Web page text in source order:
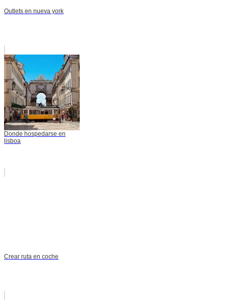
Outlets en nueva york
Donde hospedarse en
lisboa
Crear ruta en coche